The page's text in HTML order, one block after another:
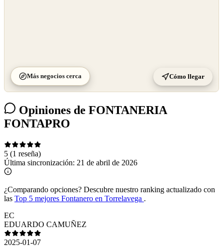
Más negocios cerca Cómo llegar
Opiniones de FONTANERIA
FONTAPRO
5 (1 reseña)
Última sincronización: 21 de abril de 2026
¿Comparando opciones? Descubre nuestro ranking actualizado con
las Top 5 mejores Fontanero en Torrelavega .
EC
EDUARDO CAMUÑEZ
2025-01-07